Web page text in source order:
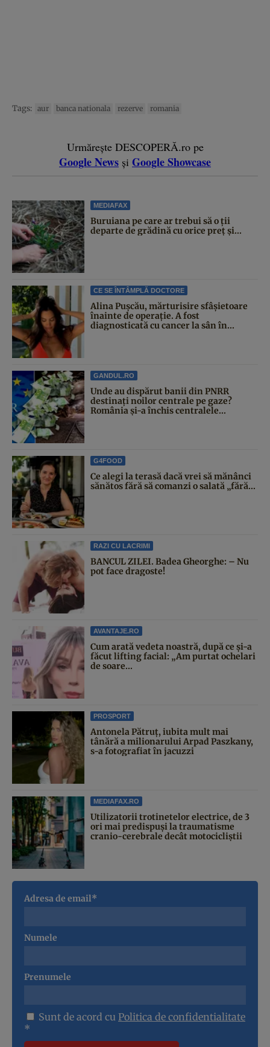
Tags: aur banca nationala rezerve romania
Urmărește DESCOPERĂ.ro pe
Google News și Google Showcase
MEDIAFAX
Buruiana pe care ar trebui să o ții
departe de grădină cu orice preț și...
CE SE ÎNTÂMPLĂ DOCTORE
Alina Pușcău, mărturisire sfâșietoare
înainte de operație. A fost
diagnosticată cu cancer la sân în...
GANDUL.RO
Unde au dispărut banii din PNRR
destinați noilor centrale pe gaze?
România și-a închis centralele...
G4FOOD
Ce alegi la terasă dacă vrei să mănânci
sănătos fără să comanzi o salată „fără...
RAZI CU LACRIMI
BANCUL ZILEI. Badea Gheorghe: – Nu
pot face dragoste!
AVANTAJE.RO
Cum arată vedeta noastră, după ce și-a
făcut lifting facial: „Am purtat ochelari
de soare...
PROSPORT
Antonela Pătruț, iubita mult mai
tânără a milionarului Arpad Paszkany,
s-a fotografiat în jacuzzi
MEDIAFAX.RO
Utilizatorii trotinetelor electrice, de 3
ori mai predispuși la traumatisme
cranio-cerebrale decât motocicliștii
Adresa de email*
Numele
Prenumele
Sunt de acord cu Politica de confidentialitate
*